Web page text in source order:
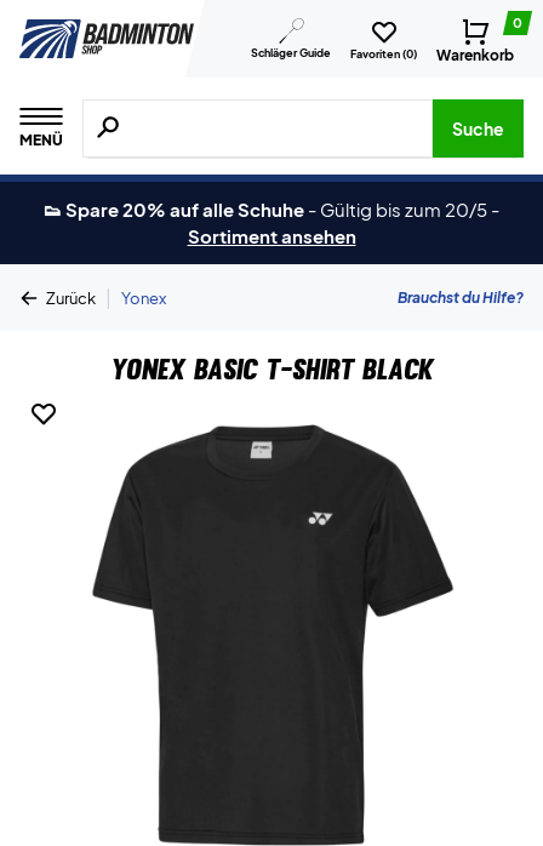
Schläger Guide Favoriten (0)
0
Warenkorb
MENÜ
Suche nach Produkten, Marken usw.
Suche
👟 Spare 20% auf alle Schuhe - Gültig bis zum 20/5 -
Sortiment ansehen
Zurück | Yonex Brauchst du Hilfe?
Yonex Basic T-shirt Black